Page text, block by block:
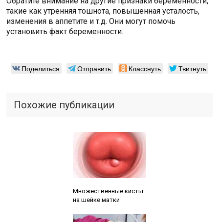
такие как утренняя тошнота, повышенная усталость,
изменения в аппетите и т.д. Они могут помочь
установить факт беременности.
Поделиться Отправить Класснуть Твитнуть
Похожие публикации
Множественные кисты
на шейке матки